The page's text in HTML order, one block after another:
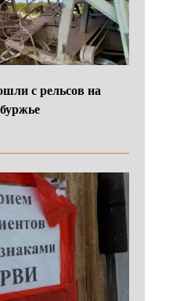
с рельсов на